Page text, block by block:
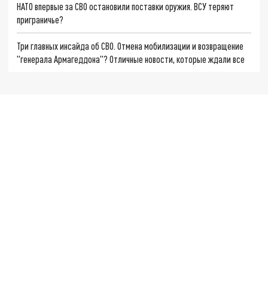
НАТО впервые за СВО остановили поставки оружия. ВСУ теряют
приграничье?
Три главных инсайда об СВО. Отмена мобилизации и возвращение
"генерала Армагеддона"? Отличные новости, которые ждали все